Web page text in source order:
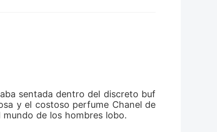
sentada dentro del discreto buf
y el costoso perfume Chanel de
de los hombres lobo.